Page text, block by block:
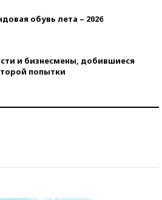
обувь лета – 2026
и бизнесмены, добившиеся
попытки